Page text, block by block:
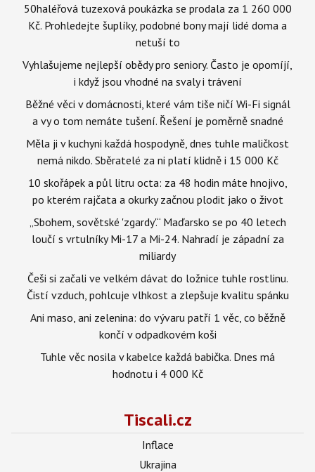
50haléřová tuzexová poukázka se prodala za 1 260 000
Kč. Prohledejte šuplíky, podobné bony mají lidé doma a
netuší to
Vyhlašujeme nejlepší obědy pro seniory. Často je opomíjí,
i když jsou vhodné na svaly i trávení
Běžné věci v domácnosti, které vám tiše ničí Wi-Fi signál
a vy o tom nemáte tušení. Řešení je poměrně snadné
Měla ji v kuchyni každá hospodyně, dnes tuhle maličkost
nemá nikdo. Sběratelé za ni platí klidně i 15 000 Kč
10 skořápek a půl litru octa: za 48 hodin máte hnojivo,
po kterém rajčata a okurky začnou plodit jako o život
„Sbohem, sovětské 'zgardy'.“ Maďarsko se po 40 letech
loučí s vrtulníky Mi-17 a Mi-24. Nahradí je západní za
miliardy
Češi si začali ve velkém dávat do ložnice tuhle rostlinu.
Čistí vzduch, pohlcuje vlhkost a zlepšuje kvalitu spánku
Ani maso, ani zelenina: do vývaru patří 1 věc, co běžně
končí v odpadkovém koši
Tuhle věc nosila v kabelce každá babička. Dnes má
hodnotu i 4 000 Kč
Tiscali.cz
Inflace
Ukrajina